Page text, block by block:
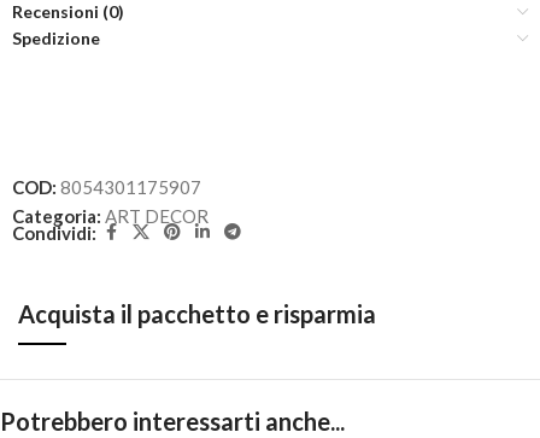
Recensioni (0)
Spedizione
COD: 8054301175907
Categoria: ART DECOR
Condividi:
Acquista il pacchetto e risparmia
Potrebbero interessarti anche...